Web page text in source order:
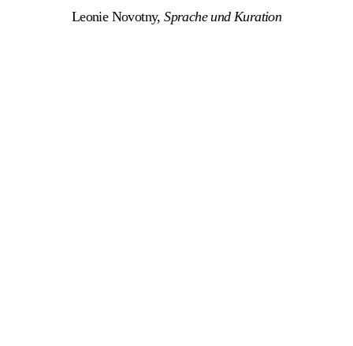
Leonie Novotny, Sprache und Kuration